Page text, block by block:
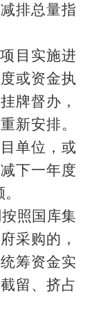
排总量指
目实施进
或资金执
牌督办，
新安排。
单位，或
下一年度
照国库集
采购的，
筹资金实
留、挤占